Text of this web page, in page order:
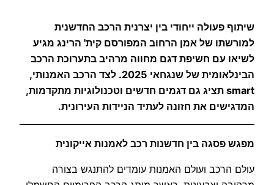
שיתוף פעולה ייחודי בין יצרנית הרכב החדשנית
למורשתו של אמן הרחוב המפורסם קית' הרינג מגיע
לשיאו עם חשיפת דגם מחווה מרהיב בתערוכת הרכב
הבינלאומית של שנגחאי 2025. לצד הרכב האמנותי,
smart תציג גם דגמים חדשים וטכנולוגיות מתקדמות,
המדגישים את חזונה לעתיד הניידות העירונית.
מפגש פסגה בין חדשנות רכב לאמנות אייקונית
עולם הרכב ועולם האמנות עומדים להתנגש בצורה